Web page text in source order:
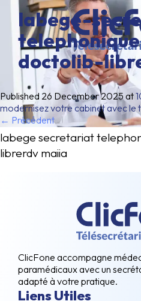
labege-
doctolib-
Published 26 December 2025at
modernisez votre cabinet avec le
← Précédent
labege secretariat
librerdv maiia
ClicFone accompagne
paramédicaux avec un
adapté à votre pratique.
Liens Utiles